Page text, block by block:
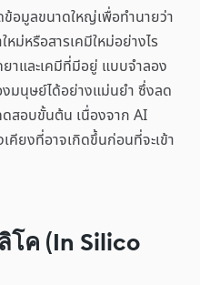
ข้อมูลขนาดใหญ่เพื่อทำนายว่า
ม่หรือสารเคมีใหม่อย่างไร
าและเคมีที่มีอยู่ แบบจำลอง
มนุษย์ได้อย่างแม่นยำ ซึ่งลด
ดสอบขั้นต้น เนื่องจาก AI
คียงที่อาจเกิดขึ้นก่อนที่จะเข้า
โค (In Silico